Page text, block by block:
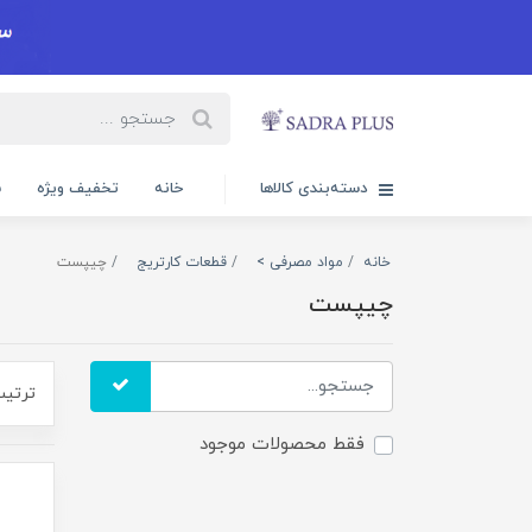
دسته‌بندی کالاها خانه تخفیف ویژه
خانه مواد مصرفی > قطعات کارتریج چیپست
چیپست
فقط محصولات موجود